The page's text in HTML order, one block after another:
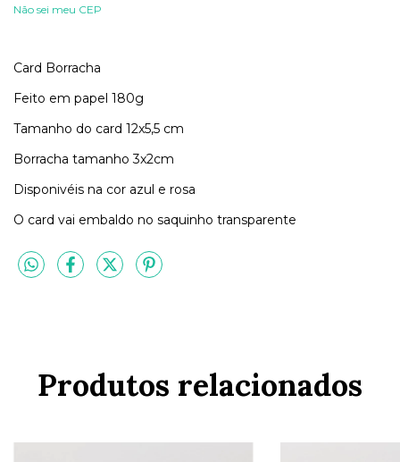
Não sei meu CEP
Card Borracha
Feito em papel 180g
Tamanho do card 12x5,5 cm
Borracha tamanho 3x2cm
Disponivéis na cor azul e rosa
O card vai embaldo no saquinho transparente
Produtos relacionados